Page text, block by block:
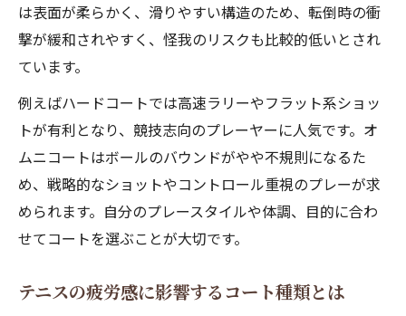
は表面が柔らかく、滑りやすい構造のため、転倒時の衝
撃が緩和されやすく、怪我のリスクも比較的低いとされ
ています。
例えばハードコートでは高速ラリーやフラット系ショッ
トが有利となり、競技志向のプレーヤーに人気です。オ
ムニコートはボールのバウンドがやや不規則になるた
め、戦略的なショットやコントロール重視のプレーが求
められます。自分のプレースタイルや体調、目的に合わ
せてコートを選ぶことが大切です。
テニスの疲労感に影響するコート種類とは